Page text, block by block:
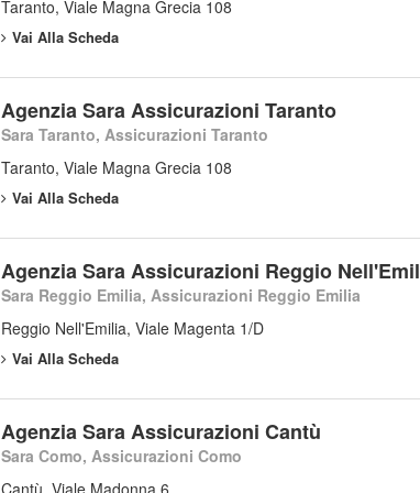
Taranto, Viale Magna Grecia 108
Vai Alla Scheda
Agenzia Sara Assicurazioni Taranto
Sara Taranto, Assicurazioni Taranto
Taranto, Viale Magna Grecia 108
Vai Alla Scheda
Agenzia Sara Assicurazioni Reggio
Sara Reggio Emilia, Assicurazioni Reggio Emilia
Reggio Nell'Emilia, Viale Magenta 1/D
Vai Alla Scheda
Agenzia Sara Assicurazioni Cantù
Sara Como, Assicurazioni Como
Cantù, Viale Madonna 6